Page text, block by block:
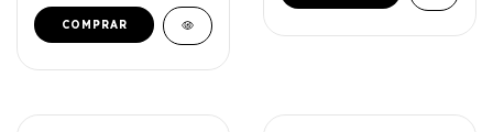
COMPRAR